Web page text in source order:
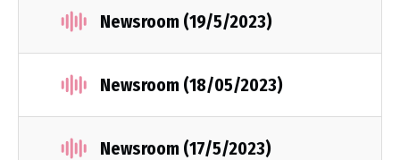
Newsroom (19/5/2023)
Newsroom (18/05/2023)
Newsroom (17/5/2023)